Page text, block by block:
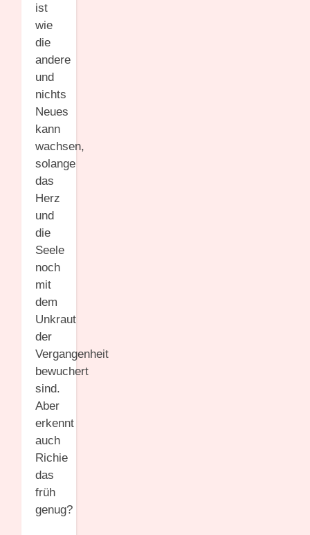
ist
wie
die
andere
und
nichts
Neues
kann
wachsen,
solange
das
Herz
und
die
Seele
noch
mit
dem
Unkraut
der
Vergangenheit
bewuchert
sind.
Aber
erkennt
auch
Richie
das
früh
genug?